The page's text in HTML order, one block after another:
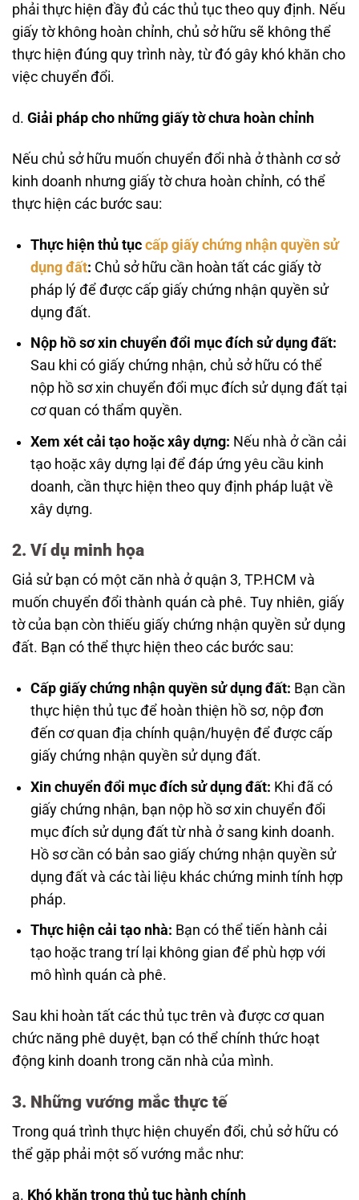
phải thực hiện đầy đủ các thủ tục theo quy định. Nếu
giấy tờ không hoàn chỉnh, chủ sở hữu sẽ không thể
thực hiện đúng quy trình này, từ đó gây khó khăn cho
việc chuyển đổi.
d. Giải pháp cho những giấy tờ chưa hoàn chỉnh
Nếu chủ sở hữu muốn chuyển đổi nhà ở thành cơ sở
kinh doanh nhưng giấy tờ chưa hoàn chỉnh, có thể
thực hiện các bước sau:
Thực hiện thủ tụccấp giấy chứng nhận quyền sử
dụng đất: Chủ sở hữu cần hoàn tất các giấy tờ
pháp lý để được cấp giấy chứng nhận quyền sử
dụng đất.
Nộp hồ sơ xin chuyển đổi mục đích sử dụng đất:
Sau khi có giấy chứng nhận, chủ sở hữu có thể
nộp hồ sơ xin chuyển đổi mục đích sử dụng đất tại
cơ quan có thẩm quyền.
Xem xét cải tạo hoặc xây dựng: Nếu nhà ở cần cải
tạo hoặc xây dựng lại để đáp ứng yêu cầu kinh
doanh, cần thực hiện theo quy định pháp luật về
xây dựng.
2. Ví dụ minh họa
Giả sử bạn có một căn nhà ở quận 3, TP.HCM và
muốn chuyển đổi thành quán cà phê. Tuy nhiên, giấy
tờ của bạn còn thiếu giấy chứng nhận quyền sử dụng
đất. Bạn có thể thực hiện theo các bước sau:
Cấp giấy chứng nhận quyền sử dụng đất: Bạn cần
thực hiện thủ tục để hoàn thiện hồ sơ, nộp đơn
đến cơ quan địa chính quận/huyện để được cấp
giấy chứng nhận quyền sử dụng đất.
Xin chuyển đổi mục đích sử dụng đất: Khi đã có
giấy chứng nhận, bạn nộp hồ sơ xin chuyển đổi
mục đích sử dụng đất từ nhà ở sang kinh doanh.
Hồ sơ cần có bản sao giấy chứng nhận quyền sử
dụng đất và các tài liệu khác chứng minh tính hợp
pháp.
Thực hiện cải tạo nhà: Bạn có thể tiến hành cải
tạo hoặc trang trí lại không gian để phù hợp với
mô hình quán cà phê.
Sau khi hoàn tất các thủ tục trên và được cơ quan
chức năng phê duyệt, bạn có thể chính thức hoạt
động kinh doanh trong căn nhà của mình.
3. Những vướng mắc thực tế
Trong quá trình thực hiện chuyển đổi, chủ sở hữu có
thể gặp phải một số vướng mắc như:
a. Khó khăn trong thủ tục hành chính